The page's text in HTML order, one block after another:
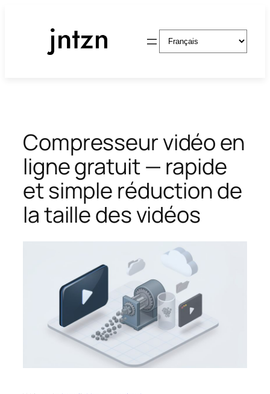
Choisir
une
Compresseur vidéo en
ligne gratuit — rapide
et simple réduction de
la taille des vidéos